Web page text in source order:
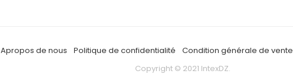
Apropos de nous Politique de confidentialité Condition générale de vente
Copyright © 2021 IntexDZ.